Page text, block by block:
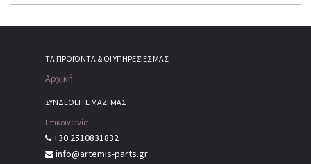
ΤΑ ΠΡΟΪΌΝΤΑ & ΟΙ ΥΠΗΡΕΣΊΕΣ ΜΑΣ
Αρχική
ΣΥΝΔΕΘΕΙΤΕ ΜΑΖΙ ΜΑΣ
Επικοινωνία
+30 2510831832
info@artemis-parts.gr